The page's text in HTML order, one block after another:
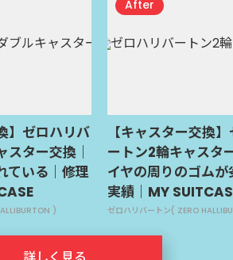
】ゼロハリバ
ター交換｜
ている｜修理
)
【キャスター交換
ートン2輪キャスタ
イヤの周りのゴム
実績｜MY
ゼロハリバートン( ZERO